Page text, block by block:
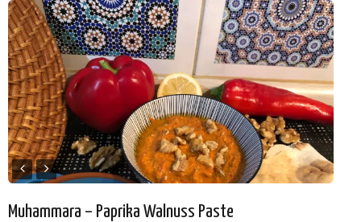
Muhammara – Paprika Walnuss Paste